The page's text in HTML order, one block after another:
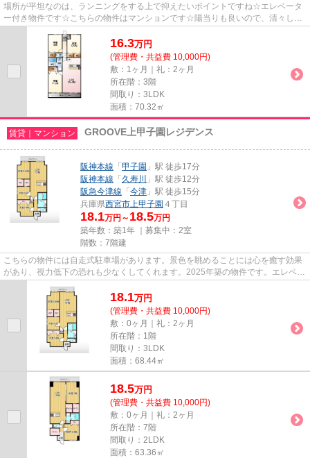
場所が平坦なのは、ランニングをする上で抑えたいポイントですね☆エレベータ
ー付き物件です☆こちらの物件はマンションです☆陽当りも良いので、清々しい
朝を迎えることのできる物件です...
16.3万円
(管理費・共益費 10,000円)
敷：1ヶ月｜礼：2ヶ月
所在階：3階
間取り：3LDK
面積：70.32㎡
賃貸｜マンション GROOVE上甲子園レジデンス
阪神本線 「 甲子園 」駅 徒歩17分
阪神本線 「 久寿川
」駅 徒歩12分
阪急今津線 「 今津 」駅 徒歩15分
兵庫県西宮市上甲子園 ４丁目
18.1万円～ 18.5万円
築年数：築1年 ｜募集中： 2室
階数：7階建
こちらの物件には自走式駐車場があります。景色を眺めることには心を癒す効果
があり、視力低下の恐れも少なくしてくれます。2025年築の物件です。エレベー
18.1万円
(管理費・共益費 10,000円)
敷：0ヶ月｜礼：2ヶ月
所在階：1階
間取り：3LDK
面積：68.44㎡
18.5万円
(管理費・共益費 10,000円)
敷：0ヶ月｜礼：2ヶ月
所在階：7階
間取り：2LDK
面積：63.36㎡